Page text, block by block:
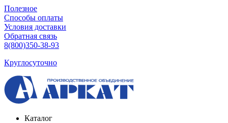
Полезное
Способы оплаты
Условия доставки
Обратная связь
8(800)350-38-93
Круглосуточно
Каталог